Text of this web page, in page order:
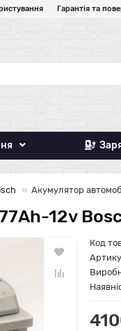
Гарантія та
Акумулятор
12v
Код